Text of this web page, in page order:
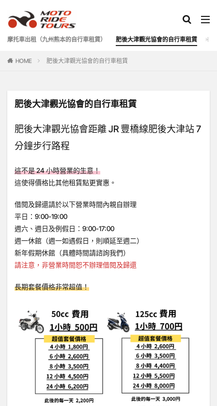
摩托車出租（九州熊本的自行車租賃） 肥後大津觀光協會的自行車租賃 在
HOME 肥後大津觀光協會的自行車租賃
肥後大津觀光協會的自行車租賃
肥後大津觀光協會距離 JR 豐橋線肥後大津站 7
分鐘步行路程
這不是 24 小時營業的生意！
這使得價格比其他租賃點更實惠。
借閱及歸還請於以下營業時間內親自辦理
平日：9:00-19:00
週六、週日及例假日：9:00-17:00
週一休館（週一如遇假日，則順延至週二）
新年假期休館（具體時間請諮詢我們）
請注意，非營業時間恕不辦理借閱及歸還
長期套餐價格非常超值！
検索